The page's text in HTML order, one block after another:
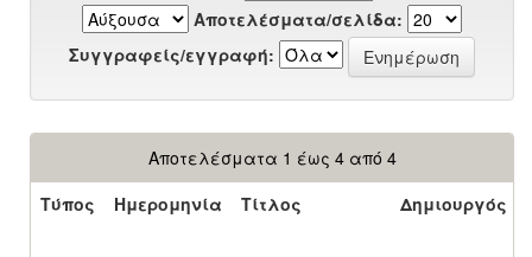
Αποτελέσματα/σελίδα:
Συγγραφείς/εγγραφή:
Αποτελέσματα 1 έως 4 από 4
Τύπος
Ημερομηνία Τίτλος Δημιουργός